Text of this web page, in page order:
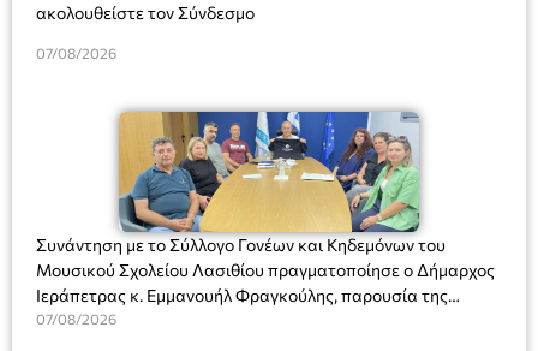
ακολουθείστε τον Σύνδεσμο
07/08/2026
Συνάντηση με το Σύλλογο Γονέων και Κηδεμόνων του
Μουσικού Σχολείου Λασιθίου πραγματοποίησε ο Δήμαρχος
Ιεράπετρας κ. Εμμανουήλ Φραγκούλης, παρουσία της
Διευθύντριας του σχολείου κας Μαριάννας Χαΐτα.
07/08/2026